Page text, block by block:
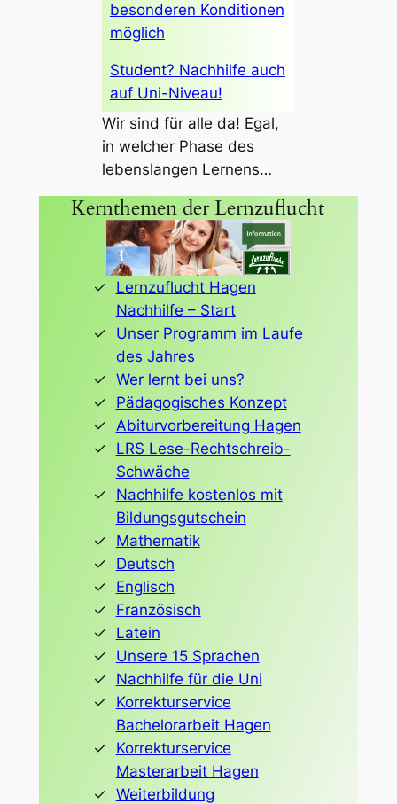
besonderen Konditionen
möglich
Student? Nachhilfe auch
auf Uni-Niveau!
Wir sind für alle da! Egal,
in welcher Phase des
lebenslangen Lernens…
Kernthemen der Lernzuflucht
Lernzuflucht Hagen
Nachhilfe – Start
Unser Programm im Laufe
des Jahres
Wer lernt bei uns?
Pädagogisches Konzept
Abiturvorbereitung Hagen
LRS Lese-Rechtschreib-
Schwäche
Nachhilfe kostenlos mit
Bildungsgutschein
Mathematik
Deutsch
Englisch
Französisch
Latein
Unsere 15 Sprachen
Nachhilfe für die Uni
Korrekturservice
Bachelorarbeit Hagen
Korrekturservice
Masterarbeit Hagen
Weiterbildung